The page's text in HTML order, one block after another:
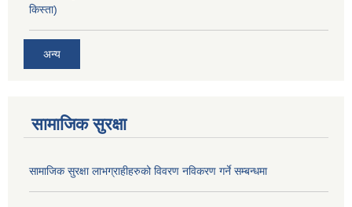
किस्ता)
अन्य
सामाजिक सुरक्षा
सामाजिक सुरक्षा लाभग्राहीहरुको विवरण नविकरण गर्ने सम्बन्धमा